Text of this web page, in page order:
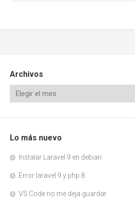
Archivos
Lo más nuevo
Instalar Laravel 9 en debian
Error laravel 9 y php 8
VS Code no me deja guardar